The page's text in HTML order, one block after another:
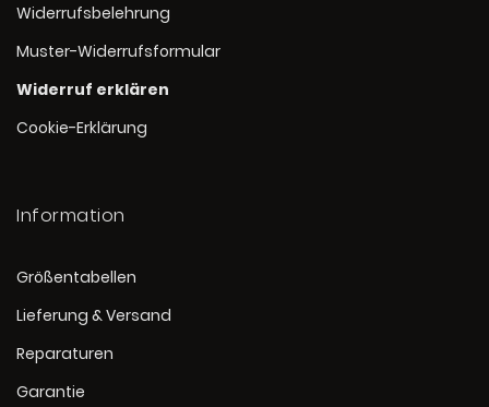
Widerrufsbelehrung
Muster-Widerrufsformular
Widerruf erklären
Cookie-Erklärung
Information
Größentabellen
Lieferung & Versand
Reparaturen
Garantie